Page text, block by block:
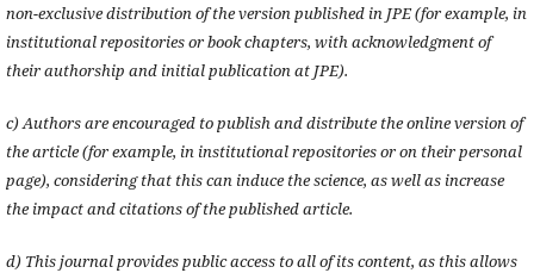
non-exclusive distribution of the version published in JPE (for example, in
institutional repositories or book chapters, with acknowledgment of
their authorship and initial publication at JPE).
c) Authors are encouraged to publish and distribute the online version of
the article (for example, in institutional repositories or on their personal
page), considering that this can induce the science, as well as increase
the impact and citations of the published article.
d) This journal provides public access to all of its content, as this allows